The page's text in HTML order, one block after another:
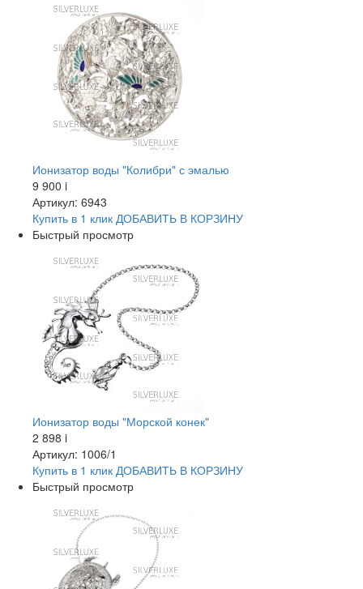
Ионизатор воды "Колибри" с эмалью
9 900 i
Артикул: 6943
Купить в 1 клик ДОБАВИТЬ В КОРЗИНУ
Быстрый просмотр
Ионизатор воды "Морской конек"
2 898 i
Артикул: 1006/1
Купить в 1 клик ДОБАВИТЬ В КОРЗИНУ
Быстрый просмотр